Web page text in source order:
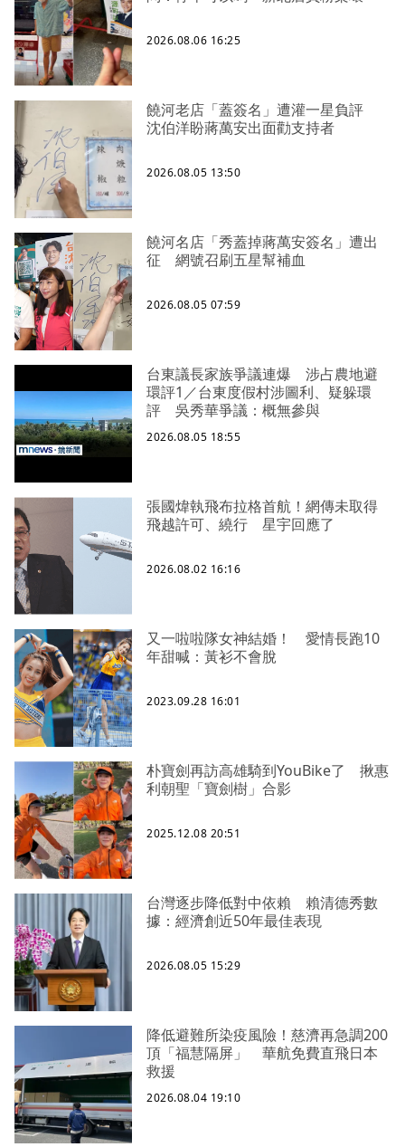
2026.08.06 16:25
饒河老店「蓋簽名」遭灌一星負評
沈伯洋盼蔣萬安出面勸支持者
2026.08.05 13:50
饒河名店「秀蓋掉蔣萬安簽名」遭出
征 網號召刷五星幫補血
2026.08.05 07:59
台東議長家族爭議連爆 涉占農地避
環評1／台東度假村涉圖利、疑躲環
評 吳秀華爭議：概無參與
2026.08.05 18:55
張國煒執飛布拉格首航！網傳未取得
飛越許可、繞行 星宇回應了
2026.08.02 16:16
又一啦啦隊女神結婚！ 愛情長跑10
年甜喊：黃衫不會脫
2023.09.28 16:01
朴寶劍再訪高雄騎到YouBike了 揪惠
利朝聖「寶劍樹」合影
2025.12.08 20:51
台灣逐步降低對中依賴 賴清德秀數
據：經濟創近50年最佳表現
2026.08.05 15:29
降低避難所染疫風險！慈濟再急調200
頂「福慧隔屏」 華航免費直飛日本
救援
2026.08.04 19:10